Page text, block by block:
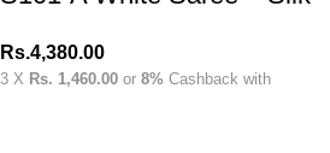
Rs.4,380.00
3 X Rs. 1,460.00 or 8% Cashback with